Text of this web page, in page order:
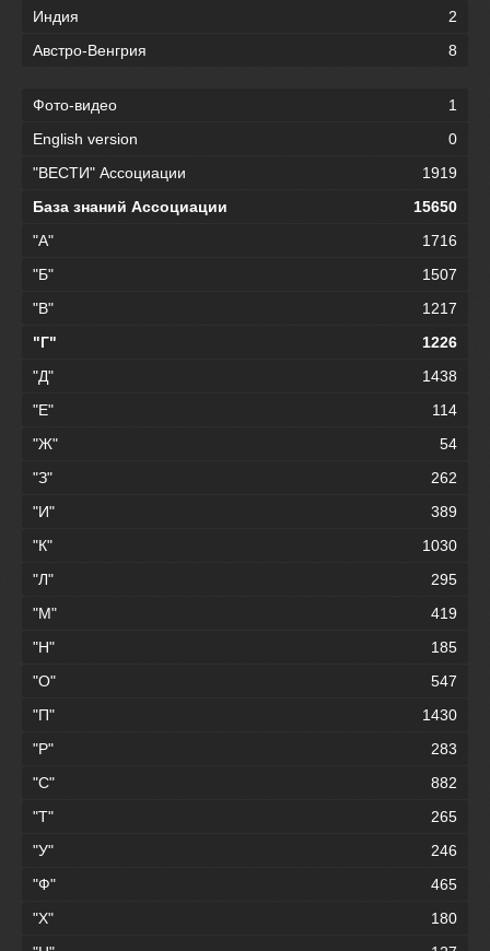
Индия
2
Австро-Венгрия
8
Фото-видео
1
English version
0
"ВЕСТИ" Ассоциации
1919
База знаний Ассоциации
15650
"А"
1716
"Б"
1507
"В"
1217
"Г"
1226
"Д"
1438
"Е"
114
"Ж"
54
"З"
262
"И"
389
"К"
1030
"Л"
295
"М"
419
"Н"
185
"О"
547
"П"
1430
"Р"
283
"С"
882
"Т"
265
"У"
246
"Ф"
465
"Х"
180